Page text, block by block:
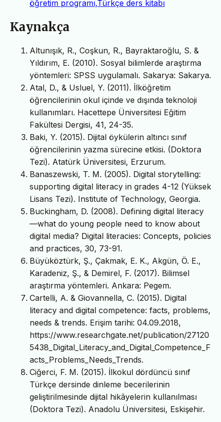
öğretim programı,Türkçe ders kitabı
Kaynakça
Altunışık, R., Coşkun, R., Bayraktaroğlu, S. &
Yıldırım, E. (2010). Sosyal bilimlerde araştırma
yöntemleri: SPSS uygulamalı. Sakarya: Sakarya.
Atal, D., & Usluel, Y. (2011). İlköğretim
öğrencilerinin okul içinde ve dışında teknoloji
kullanımları. Hacettepe Üniversitesi Eğitim
Fakültesi Dergisi, 41, 24-35.
Baki, Y. (2015). Dijital öykülerin altıncı sınıf
öğrencilerinin yazma sürecine etkisi. (Doktora
Tezi). Atatürk Üniversitesi, Erzurum.
Banaszewski, T. M. (2005). Digital storytelling:
supporting digital literacy in grades 4-12 (Yüksek
Lisans Tezi). Institute of Technology, Georgia.
Buckingham, D. (2008). Defining digital literacy
—what do young people need to know about
digital media? Digital literacies: Concepts, policies
and practices, 30, 73-91.
Büyüköztürk, Ş., Çakmak, E. K., Akgün, Ö. E.,
Karadeniz, Ş., & Demirel, F. (2017). Bilimsel
araştırma yöntemleri. Ankara: Pegem.
Cartelli, A. & Giovannella, C. (2015). Digital
literacy and digital competence: facts, problems,
needs & trends. Erişim tarihi: 04.09.2018,
https://www.researchgate.net/publication/27120
5438_Digital_Literacy_and_Digital_Competence_F
acts_Problems_Needs_Trends.
Ciğerci, F. M. (2015). İlkokul dördüncü sınıf
Türkçe dersinde dinleme becerilerinin
geliştirilmesinde dijital hikâyelerin kullanılması
(Doktora Tezi). Anadolu Üniversitesi, Eskişehir.